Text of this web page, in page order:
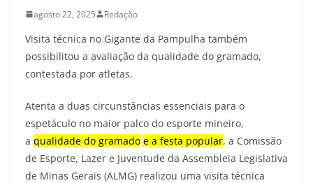
agosto 22, 2025 Redação
Visita técnica no Gigante da Pampulha também
possibilitou a avaliação da qualidade do gramado,
contestada por atletas.
Atenta a duas circunstâncias essenciais para o
espetáculo no maior palco do esporte mineiro,
a qualidade do gramado e a festa popular, a Comissão
de Esporte, Lazer e Juventude da Assembleia Legislativa
de Minas Gerais (ALMG) realizou uma visita técnica